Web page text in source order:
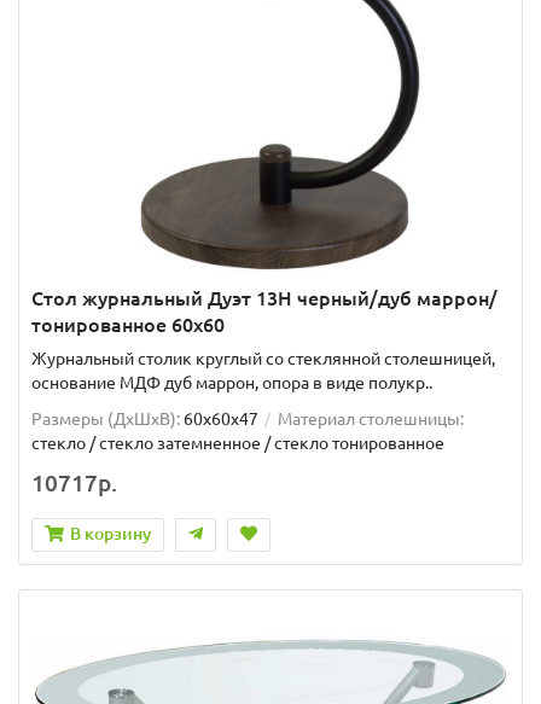
Стол журнальный Дуэт 13Н черный/дуб маррон/
тонированное 60х60
Журнальный столик круглый со стеклянной столешницей,
основание МДФ дуб маррон, опора в виде полукр..
Размеры (ДхШxВ): 60х60х47
Материал столешницы:
стекло / стекло затемненное / стекло тонированное
10717р.
В корзину